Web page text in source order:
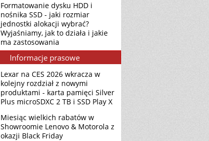
Formatowanie dysku HDD i
nośnika SSD - jaki rozmiar
jednostki alokacji wybrać?
Wyjaśniamy, jak to działa i jakie
ma zastosowania
Informacje prasowe
Lexar na CES 2026 wkracza w
kolejny rozdział z nowymi
produktami - karta pamięci Silver
Plus microSDXC 2 TB i SSD Play X
Miesiąc wielkich rabatów w
Showroomie Lenovo & Motorola z
okazji Black Friday